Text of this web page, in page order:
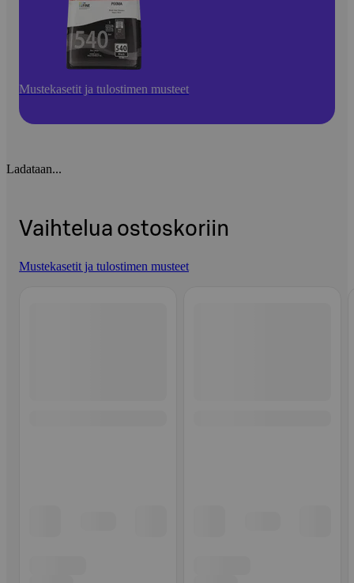
Mustekasetit ja tulostimen musteet
Ladataan...
Vaihtelua ostoskoriin
Mustekasetit ja tulostimen musteet